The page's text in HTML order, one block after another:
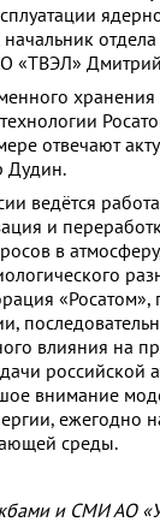
«ТВЭЛ»
хранения
отвечают
Дудин.
ведётся
и
в
влияния на
российской
внимание
ежегодно
среды.
и СМИ АО